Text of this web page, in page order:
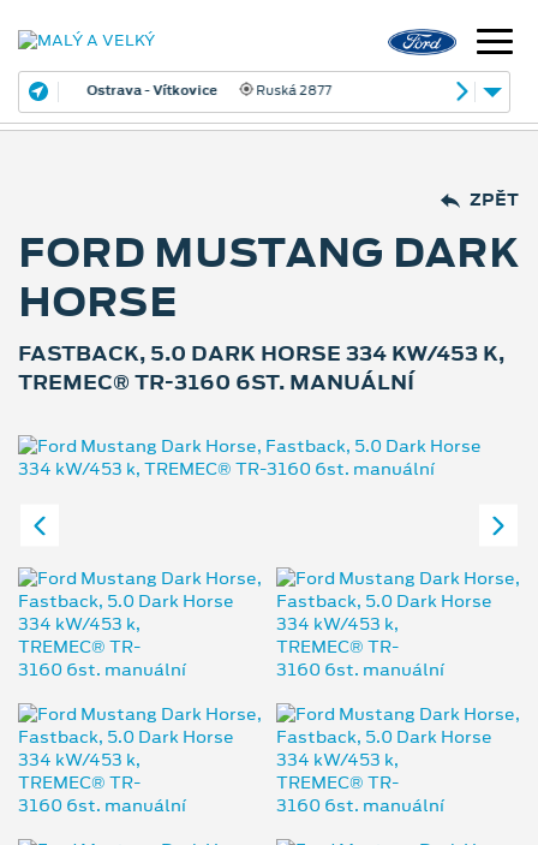
Ostrava - Vítkovice Ruská 2877
ZPĚT
FORD MUSTANG DARK
HORSE
FASTBACK, 5.0 DARK HORSE 334 KW/453 K,
TREMEC® TR-3160 6ST. MANUÁLNÍ